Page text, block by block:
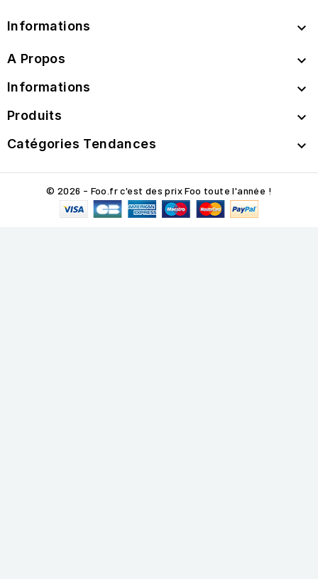
Informations 
A Propos 
Informations 
Produits 
Catégories Tendances 
© 2026 - Foo.fr c'est des prix Foo toute l'année !